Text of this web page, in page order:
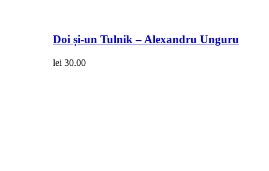
Doi și-un Tulnik – Alexandru Unguru
lei 30.00